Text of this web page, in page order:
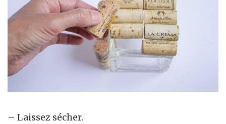
– Laissez sécher.